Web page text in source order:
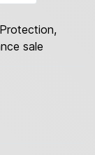
,
sale